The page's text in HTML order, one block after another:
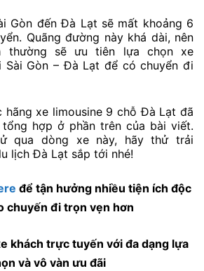
Gòn đến Đà Lạt sẽ mất khoảng 6
Quãng đường này khá dài, nên
thường sẽ ưu tiên lựa chọn xe
Sài Gòn – Đà Lạt để có chuyển đi
hãng xe limousine 9 chỗ Đà Lạt đã
hợp ở phần trên của bài viết.
qua dòng xe này, hãy thử trải
lịch Đà Lạt sắp tới nhé!
để tận hưởng nhiều tiện ích độc
chuyến đi trọn vẹn hơn
khách trực tuyến với đa dạng lựa
và vô vàn ưu đãi